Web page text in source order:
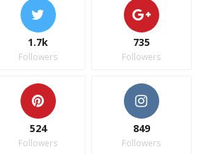
1.7k
Followers
735
Followers
524
Followers
849
Followers